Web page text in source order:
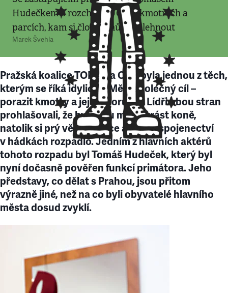
Hudečkem o rozchodu s ODS, kmotrech a
parcích, kam si člověk může jít lehnout
Marek Švehla
Pražská koalice TOP 09 a ODS byla jednou z těch,
kterým se říká idylické. Měly společný cíl –
porazit kmotry a jejich korupci. Lídři obou stran
prohlašovali, že by spolu mohli krást koně,
natolik si prý věří. Po roce a půl se spojenectví
v hádkách rozpadlo. Jedním z hlavních aktérů
tohoto rozpadu byl Tomáš Hudeček, který byl
nyní dočasně pověřen funkcí primátora. Jeho
představy, co dělat s Prahou, jsou přitom
výrazně jiné, než na co byli obyvatelé hlavního
města dosud zvyklí.